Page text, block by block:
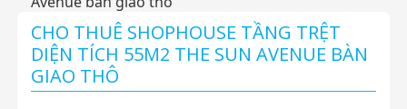
CHO THUÊ SHOPHOUSE TẦNG TRỆT
DIỆN TÍCH 55M2 THE SUN AVENUE BÀN
GIAO THÔ